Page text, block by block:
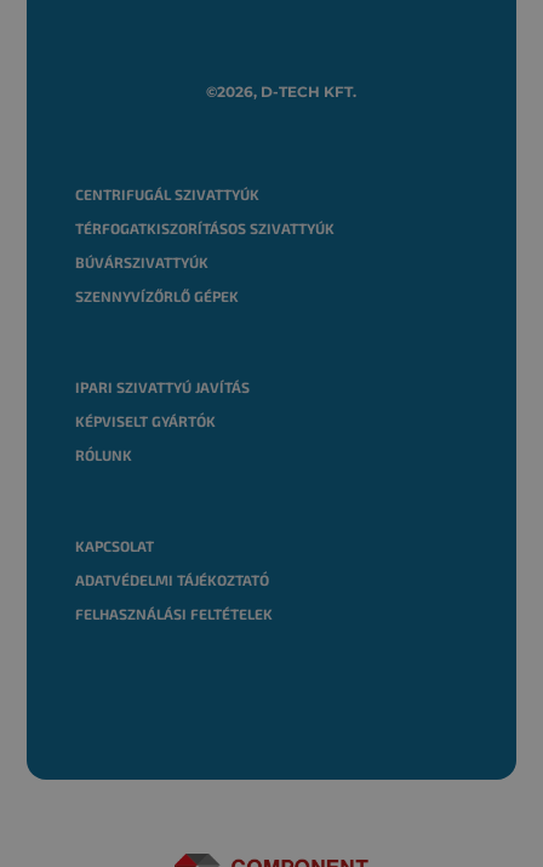
©2026, D-TECH KFT.
CENTRIFUGÁL SZIVATTYÚK
TÉRFOGATKISZORÍTÁSOS SZIVATTYÚK
BÚVÁRSZIVATTYÚK
SZENNYVÍZŐRLŐ GÉPEK
IPARI SZIVATTYÚ JAVÍTÁS
KÉPVISELT GYÁRTÓK
RÓLUNK
KAPCSOLAT
ADATVÉDELMI TÁJÉKOZTATÓ
FELHASZNÁLÁSI FELTÉTELEK